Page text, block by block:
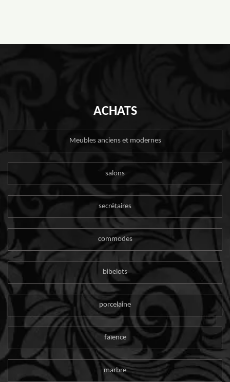
ACHATS
Meubles anciens et modernes
salons
secrétaires
commodes
bibelots
porcelaine
faïence
marbre